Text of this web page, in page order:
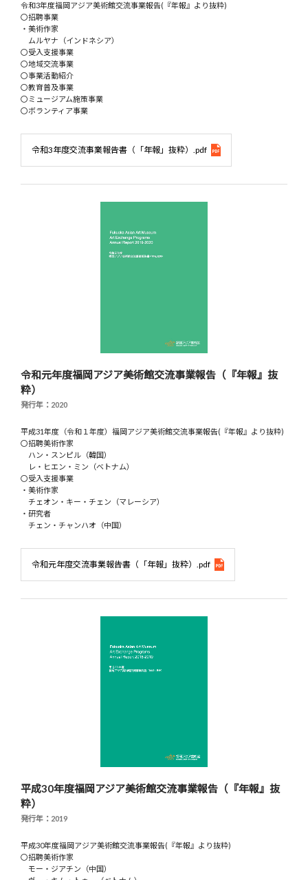
令和3年度福岡アジア美術館交流事業報告(『年報』より抜粋)
〇招聘事業
・美術作家
ムルヤナ（インドネシア）
〇受入支援事業
〇地域交流事業
〇事業活動紹介
〇教育普及事業
〇ミュージアム施策事業
〇ボランティア事業
令和3年度交流事業報告書（「年報」抜粋）.pdf
令和元年度福岡アジア美術館交流事業報告（『年報』抜
粋）
発行年：2020
平成31年度（令和１年度）福岡アジア美術館交流事業報告(『年報』より抜粋)
〇招聘美術作家
ハン・スンピル（韓国）
レ・ヒエン・ミン（ベトナム）
〇受入支援事業
・美術作家
チェオン・キー・チェン（マレーシア）
・研究者
チェン・チャンハオ（中国）
令和元年度交流事業報告書（「年報」抜粋）.pdf
平成30年度福岡アジア美術館交流事業報告（『年報』抜
粋）
発行年：2019
平成30年度福岡アジア美術館交流事業報告(『年報』より抜粋)
〇招聘美術作家
モー・ジアチン（中国）